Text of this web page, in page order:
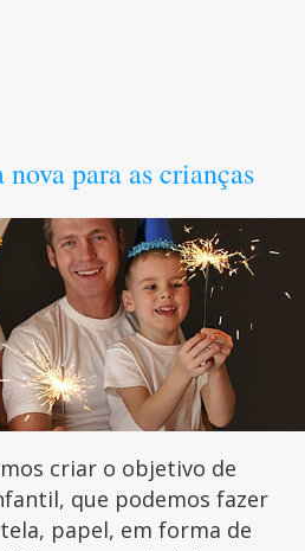
para as crianças
criar o objetivo de
que podemos fazer
papel, em forma de